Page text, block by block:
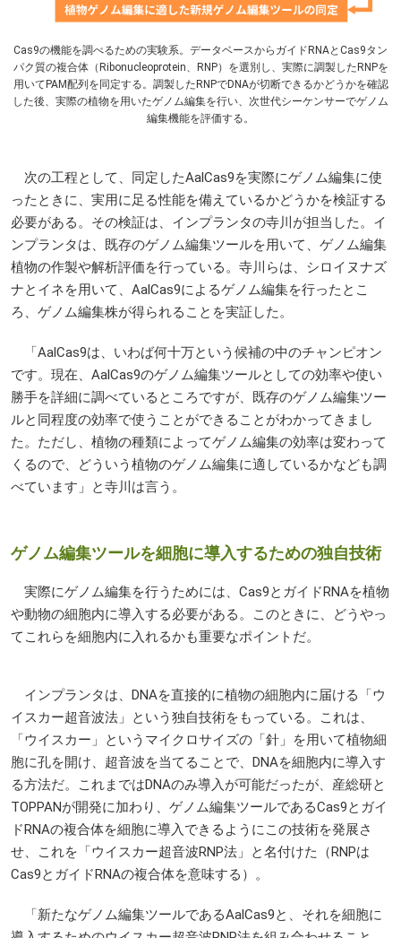
Cas9の機能を調べるための実験系。データベースからガイドRNAとCas9タン
パク質の複合体（Ribonucleoprotein 、RNP）を選別し、実際に調製したRNPを
用いてPAM配列を同定する。調製したRNPでDNAが切断できるかどうかを確認
した後、実際の植物を用いたゲノム編集を行い、次世代シーケンサーでゲノム
編集機能を評価する。
次の工程として、同定したAalCas9を実際にゲノム編集に使
ったときに、実用に足る性能を備えているかどうかを検証する
必要がある。その検証は、インプランタの寺川が担当した。イ
ンプランタは、既存のゲノム編集ツールを用いて、ゲノム編集
植物の作製や解析評価を行っている。寺川らは、シロイヌナズ
ナとイネを用いて、AalCas9によるゲノム編集を行ったとこ
ろ、ゲノム編集株が得られることを実証した。
「AalCas9は、いわば何十万という候補の中のチャンピオン
です。現在、AalCas9のゲノム編集ツールとしての効率や使い
勝手を詳細に調べているところですが、既存のゲノム編集ツー
ルと同程度の効率で使うことができることがわかってきまし
た。ただし、植物の種類によってゲノム編集の効率は変わって
くるので、どういう植物のゲノム編集に適しているかなども調
べています」と寺川は言う。
ゲノム編集ツールを細胞に導入するための独自技術
実際にゲノム編集を行うためには、Cas9とガイドRNAを植物
や動物の細胞内に導入する必要がある。このときに、どうやっ
てこれらを細胞内に入れるかも重要なポイントだ。
インプランタは、DNAを直接的に植物の細胞内に届ける「ウ
イスカー超音波法」という独自技術をもっている。これは、
「ウイスカー」というマイクロサイズの「針」を用いて植物細
胞に孔を開け、超音波を当てることで、DNAを細胞内に導入す
る方法だ。これまではDNAのみ導入が可能だったが、産総研と
TOPPANが開発に加わり、ゲノム編集ツールであるCas9とガイ
ドRNAの複合体を細胞に導入できるようにこの技術を発展さ
せ、これを「ウイスカー超音波RNP法」と名付けた（RNPは
Cas9とガイドRNAの複合体を意味する）。
「新たなゲノム編集ツールであるAalCas9と、それを細胞に